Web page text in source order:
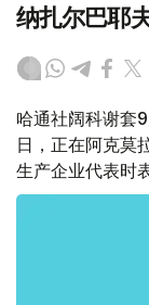
纳扎尔巴耶
哈通社阔科谢套
日，正在阿克莫
生产企业代表时